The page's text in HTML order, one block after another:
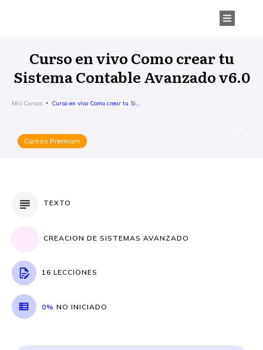
Curso en vivo Como crear tu
Sistema Contable Avanzado v6.0
Mis Cursos
Cursos Premium
TEXTO
CREACION DE SISTEMAS AVANZADO
16 LECCIONES
0% NO INICIADO